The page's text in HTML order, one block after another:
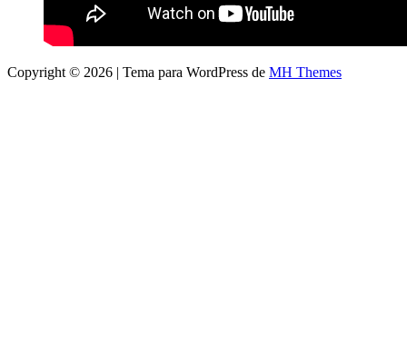
Copyright © 2026 | Tema para WordPress de MH Themes